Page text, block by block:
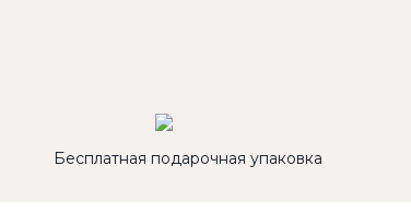
Бесплатная подарочная упаковка